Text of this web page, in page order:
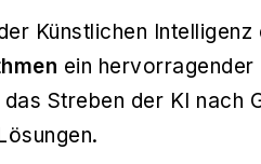
Künstlichen
ein hervorragender
Streben der KI nach